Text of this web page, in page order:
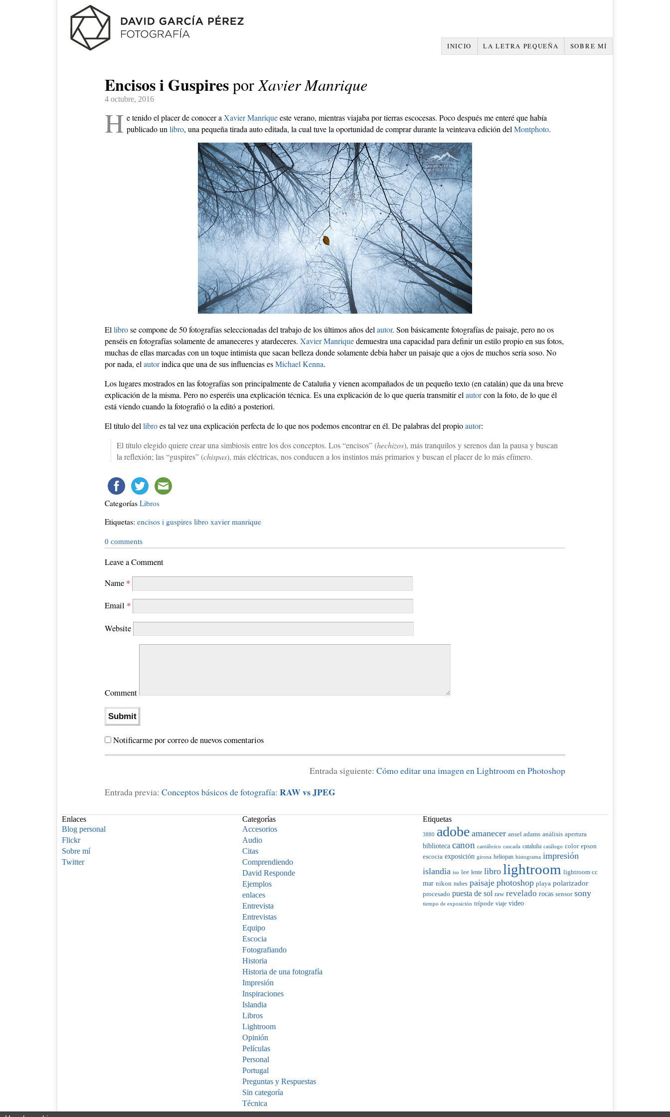
INICIO LA LETRA PEQUEÑA SOBRE MÍ
Encisos i GuspiresporXavier Manrique
4 octubre, 2016
H e tenido el placer de conocer aXavier Manriqueeste verano, mientras viajaba por tierras escocesas. Poco después me enteré que había
publicado unlibro, una pequeña tirada auto editada, la cual tuve la oportunidad de comprar durante la veinteava edición delMontphoto.
Ellibrose compone de 50 fotografías seleccionadas del trabajo de los últimos años delautor. Son básicamente fotografías de paisaje, pero no os
penséis en fotografías solamente de amaneceres y atardeceres. Xavier Manriquedemuestra una capacidad para definir un estilo propio en sus fotos,
muchas de ellas marcadas con un toque intimista que sacan belleza donde solamente debía haber un paisaje que a ojos de muchos sería soso. No
por nada, elautorindica que una de sus influencias esMichael Kenna.
Los lugares mostrados en las fotografías son principalmente de Cataluña y vienen acompañados de un pequeño texto (en catalán) que da una breve
explicación de la misma. Pero no esperéis una explicación técnica. Es una explicación de lo que quería transmitir elautorcon la foto, de lo que él
está viendo cuando la fotografió o la editó a posteriori.
El título dellibroes tal vez una explicación perfecta de lo que nos podemos encontrar en él. De palabras del propioautor:
El título elegido quiere crear una simbiosis entre los dos conceptos. Los “encisos” (hechizos), más tranquilos y serenos dan la pausa y buscan
la reflexión; las “guspires” (chispas), más eléctricas, nos conducen a los instintos más primarios y buscan el placer de lo más efímero.
Categorías Libros
Etiquetas: encisos i guspires libro xavier manrique
0 comments
Leave a Comment
Name *
Email *
Website
Comment
Notificarme por correo de nuevos comentarios
Entrada siguiente: Cómo editar una imagen en Lightroom en Photoshop
Entrada previa: Conceptos básicos de fotografía: RAW vs JPEG
Enlaces
Blog personal
Flickr
Sobre mí
Twitter
Categorías
Accesorios
Audio
Citas
Comprendiendo
David Responde
Ejemplos
enlaces
Entrevista
Entrevistas
Equipo
Escocia
Fotografiando
Historia
Historia de una fotografía
Impresión
Inspiraciones
Islandia
Libros
Lightroom
Opinión
Películas
Personal
Portugal
Preguntas y Respuestas
Sin categoría
Técnica
Viajes
Etiquetas
3880 adobe amanecer ansel adams análisis apertura
biblioteca canon cantábrico cascada cataluña catálogo color epson
escocia exposición girona heliopan histograma impresión
islandia iso lee lente libro lightroom lightroom cc
mar nikon nubes paisaje photoshop playa polarizador
procesado puesta de sol raw revelado rocas sensor sony
tiempo de exposición trípode viaje video